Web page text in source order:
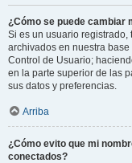
¿Cómo se puede cambiar
Si es un usuario registrado,
archivados en nuestra
Control de Usuario;
en la parte superior de las
sus datos y preferencias.
Arriba
¿Cómo evito que mi
conectados?